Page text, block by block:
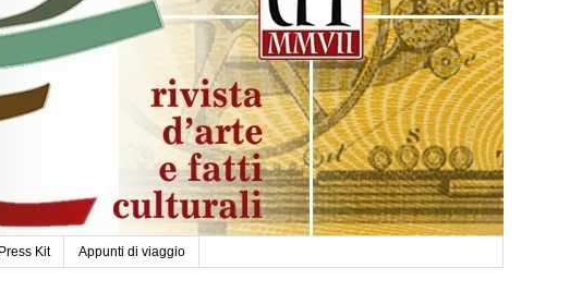
Press Kit Appunti di viaggio